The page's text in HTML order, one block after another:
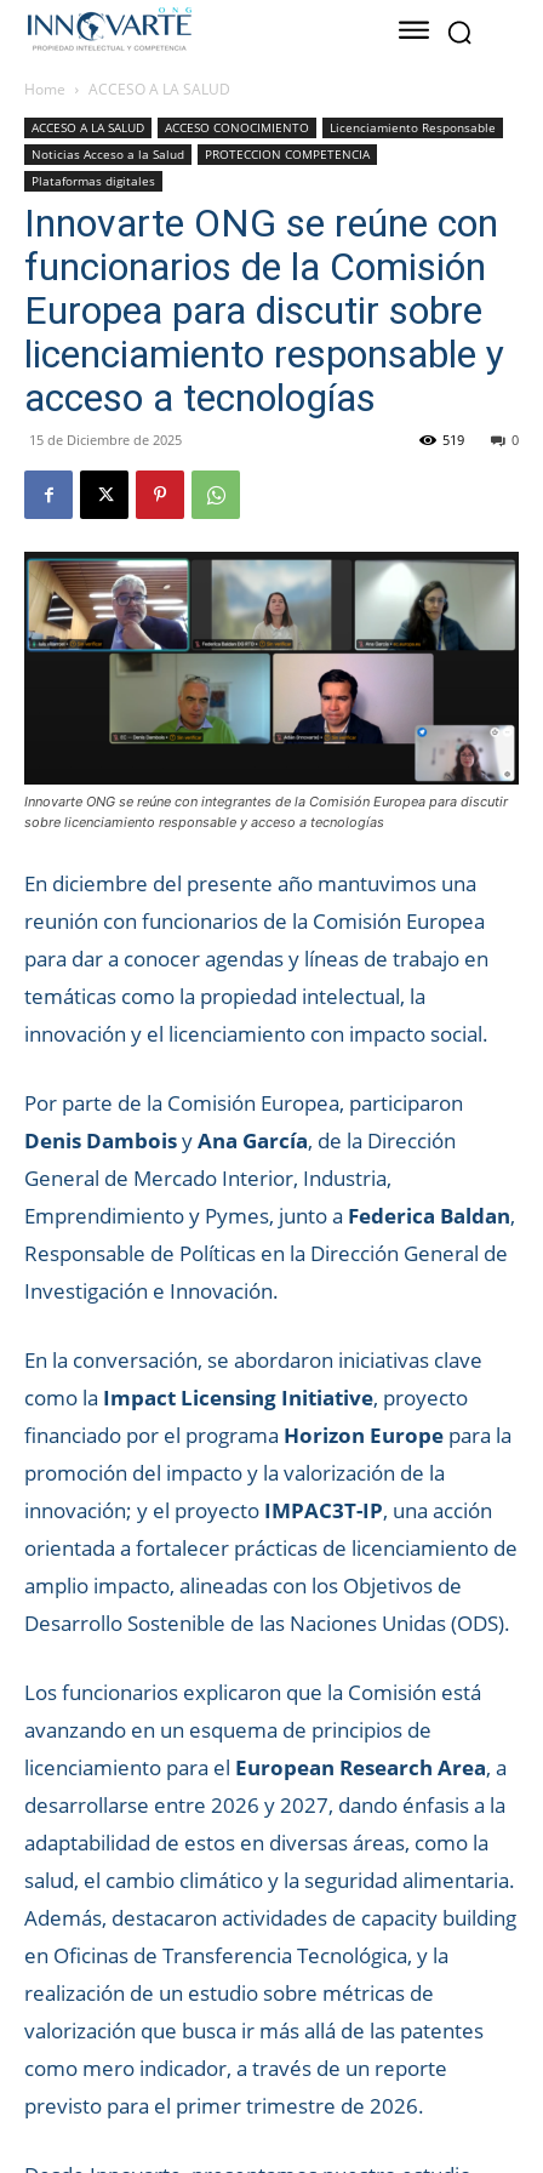
Home ACCESO A LA SALUD
ACCESO A LA SALUD ACCESO CONOCIMIENTO
Licenciamiento Responsable
Noticias Acceso a la Salud
PROTECCION COMPETENCIA
Plataformas digitales
Innovarte ONG se reúne con
funcionarios de la Comisión
Europea para discutir sobre
licenciamiento responsable y
acceso a tecnologías
15 de Diciembre de 2025 0
519
Innovarte ONG se reúne con integrantes de la Comisión Europea para discutir
sobre licenciamiento responsable y acceso a tecnologías
En diciembre del presente año mantuvimos una
reunión con funcionarios de la Comisión Europea
para dar a conocer agendas y líneas de trabajo en
temáticas como la propiedad intelectual, la
innovación y el licenciamiento con impacto social.
Por parte de la Comisión Europea, participaron
Denis DamboisyAna García, de la Dirección
General de Mercado Interior, Industria,
Emprendimiento y Pymes, junto a Federica Baldan,
Responsable de Políticas en la Dirección General de
Investigación e Innovación.
En la conversación, se abordaron iniciativas clave
como la Impact Licensing Initiative, proyecto
financiado por el programa Horizon Europe para la
promoción del impacto y la valorización de la
innovación; y el proyecto IMPAC3T-IP, una acción
orientada a fortalecer prácticas de licenciamiento de
amplio impacto, alineadas con los Objetivos de
Desarrollo Sostenible de las Naciones Unidas (ODS).
Los funcionarios explicaron que la Comisión está
avanzando en un esquema de principios de
licenciamiento para el European Research Area, a
desarrollarse entre 2026 y 2027, dando énfasis a la
adaptabilidad de estos en diversas áreas, como la
salud, el cambio climático y la seguridad alimentaria.
Además, destacaron actividades de capacity building
en Oficinas de Transferencia Tecnológica, y la
realización de un estudio sobre métricas de
valorización que busca ir más allá de las patentes
como mero indicador, a través de un reporte
previsto para el primer trimestre de 2026.